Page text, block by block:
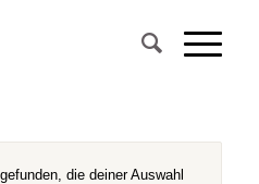
die deiner Auswahl